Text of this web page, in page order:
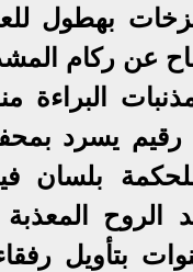
بهطول
عن ركام
البراءة
رقيم يسرد
بلسان
الروح
بتأويل